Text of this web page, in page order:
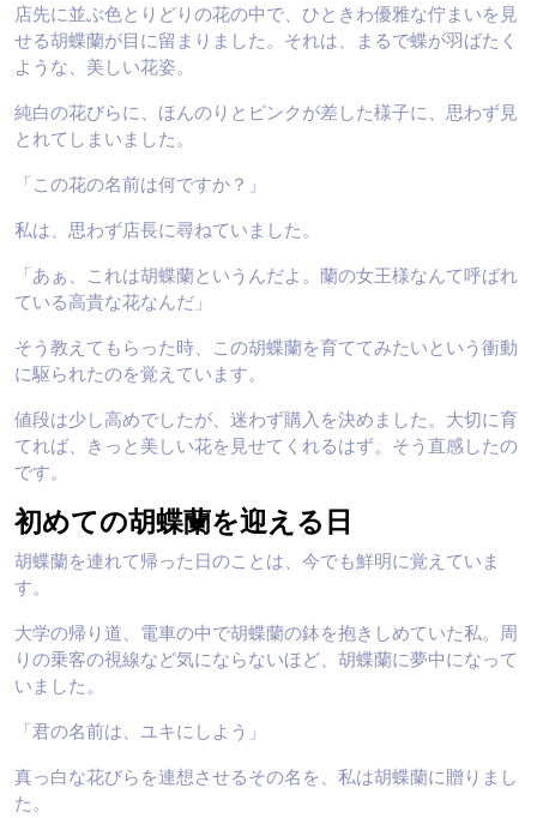
店先に並ぶ色とりどりの花の中で、ひときわ優雅な佇まいを見
せる胡蝶蘭が目に留まりました。それは、まるで蝶が羽ばたく
ような、美しい花姿。
純白の花びらに、ほんのりとピンクが差した様子に、思わず見
とれてしまいました。
「この花の名前は何ですか？」
私は、思わず店長に尋ねていました。
「あぁ、これは胡蝶蘭というんだよ。蘭の女王様なんて呼ばれ
ている高貴な花なんだ」
そう教えてもらった時、この胡蝶蘭を育ててみたいという衝動
に駆られたのを覚えています。
値段は少し高めでしたが、迷わず購入を決めました。大切に育
てれば、きっと美しい花を見せてくれるはず。そう直感したの
です。
初めての胡蝶蘭を迎える日
胡蝶蘭を連れて帰った日のことは、今でも鮮明に覚えていま
す。
大学の帰り道、電車の中で胡蝶蘭の鉢を抱きしめていた私。周
りの乗客の視線など気にならないほど、胡蝶蘭に夢中になって
いました。
「君の名前は、ユキにしよう」
真っ白な花びらを連想させるその名を、私は胡蝶蘭に贈りまし
た。